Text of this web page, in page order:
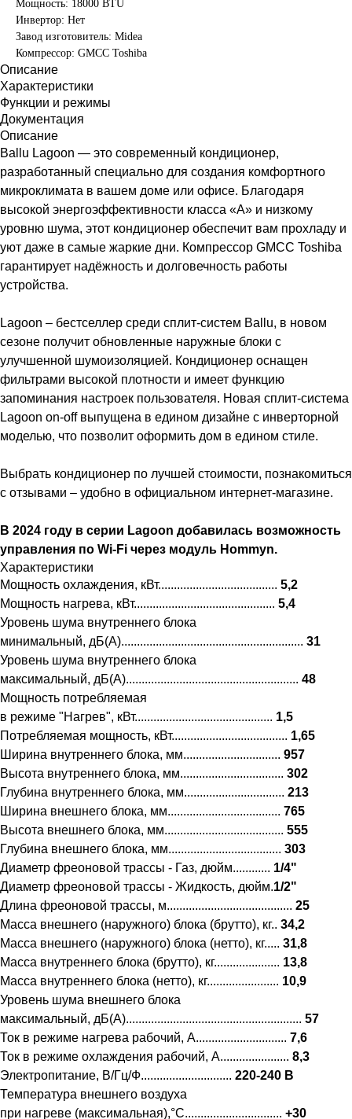
Мощность: 18000 BTU
Инвертор: Нет
Завод изготовитель: Midea
Компрессор: GMCC Toshiba
Описание
Характеристики
Функции и режимы
Документация
Описание
Ballu Lagoon — это современный кондиционер,
разработанный специально для создания комфортного
микроклимата в вашем доме или офисе. Благодаря
высокой энергоэффективности класса «А» и низкому
уровню шума, этот кондиционер обеспечит вам прохладу и
уют даже в самые жаркие дни. Компрессор GMCC Toshiba
гарантирует надёжность и долговечность работы
устройства.
Lagoon – бестселлер среди сплит-систем Ballu, в новом
сезоне получит обновленные наружные блоки с
улучшенной шумоизоляцией. Кондиционер оснащен
фильтрами высокой плотности и имеет функцию
запоминания настроек пользователя. Новая сплит-система
Lagoon on-off выпущена в едином дизайне с инверторной
моделью, что позволит оформить дом в едином стиле.
Выбрать кондиционер по лучшей стоимости, познакомиться
с отзывами – удобно в официальном интернет-магазине.
В 2024 году в серии Lagoon добавилась возможность
управления по Wi-Fi через модуль Hommyn.
Характеристики
Мощность охлаждения, кВт...................................... 5,2
Мощность нагрева, кВт............................................. 5,4
Уровень шума внутреннего блока
минимальный, дБ(А).......................................................... 31
Уровень шума внутреннего блока
максимальный, дБ(А)....................................................... 48
Мощность потребляемая
в режиме "Нагрев", кВт............................................ 1,5
Потребляемая мощность, кВт..................................... 1,65
Ширина внутреннего блока, мм............................... 957
Высота внутреннего блока, мм................................. 302
Глубина внутреннего блока, мм................................ 213
Ширина внешнего блока, мм.................................... 765
Высота внешнего блока, мм...................................... 555
Глубина внешнего блока, мм.................................... 303
Диаметр фреоновой трассы - Газ, дюйм............ 1/4"
Диаметр фреоновой трассы - Жидкость, дюйм.1/2"
Длина фреоновой трассы, м........................................ 25
Масса внешнего (наружного) блока (брутто), кг.. 34,2
Масса внешнего (наружного) блока (нетто), кг..... 31,8
Масса внутреннего блока (брутто), кг..................... 13,8
Масса внутреннего блока (нетто), кг....................... 10,9
Уровень шума внешнего блока
максимальный, дБ(А)........................................................ 57
Ток в режиме нагрева рабочий, А............................. 7,6
Ток в режиме охлаждения рабочий, А...................... 8,3
Электропитание, В/Гц/Ф............................. 220-240 В
Температура внешнего воздуха
при нагреве (максимальная),°С............................... +30